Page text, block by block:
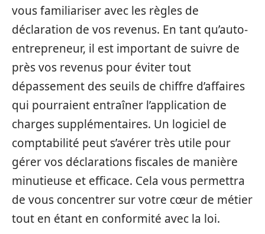
vous familiariser avec les règles de
déclaration de vos revenus. En tant qu’auto-
entrepreneur, il est important de suivre de
près vos revenus pour éviter tout
dépassement des seuils de chiffre d’affaires
qui pourraient entraîner l’application de
charges supplémentaires. Un logiciel de
comptabilité peut s’avérer très utile pour
gérer vos déclarations fiscales de manière
minutieuse et efficace. Cela vous permettra
de vous concentrer sur votre cœur de métier
tout en étant en conformité avec la loi.